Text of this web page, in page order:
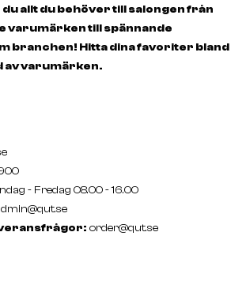
du allt du behöver till salongen från
varumärken till spännande
branchen! Hitta dina favoriter bland
av varumärken.
- Fredag 08.00 - 16.00
order@qut.se